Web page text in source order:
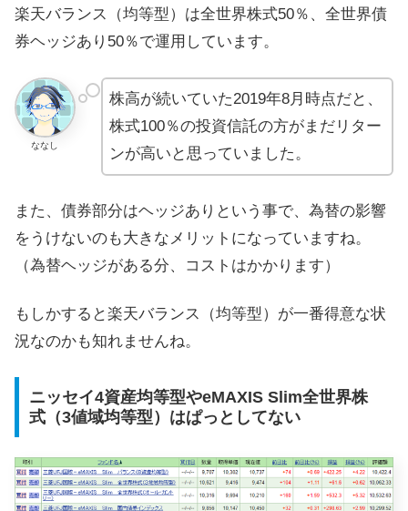
楽天バランス（均等型）は全世界株式50％、全世界債
券ヘッジあり50％で運用しています。
ななし
株高が続いていた2019年8月時点だと、
株式100％の投資信託の方がまだリター
ンが高いと思っていました。
また、債券部分はヘッジありという事で、為替の影響
をうけないのも大きなメリットになっていますね。
（為替ヘッジがある分、コストはかかります）
もしかすると楽天バランス（均等型）が一番得意な状
況なのかも知れませんね。
ニッセイ4資産均等型やeMAXIS Slim全世界株
式（3値域均等型）はぱっとしてない